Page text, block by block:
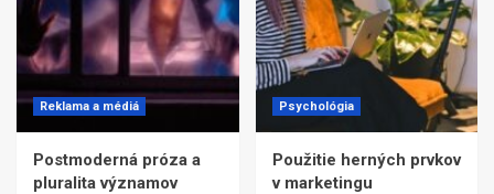
Reklama a médiá
Postmoderná próza a
pluralita významov
Psychológia
Použitie herných prvkov
v marketingu